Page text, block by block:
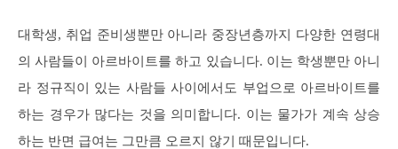
대학생, 취업 준비생뿐만 아니라 중장년층까지 다양한 연령대
의 사람들이 아르바이트를 하고 있습니다. 이는 학생뿐만 아니
라 정규직이 있는 사람들 사이에서도 부업으로 아르바이트를
하는 경우가 많다는 것을 의미합니다. 이는 물가가 계속 상승
하는 반면 급여는 그만큼 오르지 않기 때문입니다.